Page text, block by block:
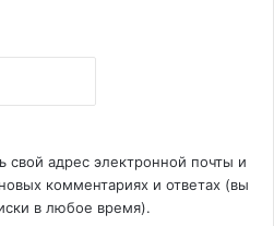
свой адрес электронной почты и
комментариях и ответах (вы
в любое время).